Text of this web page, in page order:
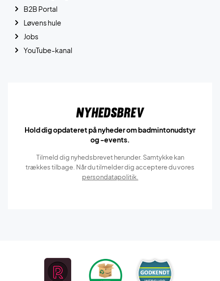
B2B Portal
Løvens hule
Jobs
YouTube-kanal
Nyhedsbrev
Hold dig opdateret på nyheder om badmintonudstyr
og -events.
Tilmeld dig nyhedsbrevet herunder. Samtykke kan
trækkes tilbage. Når du tilmelder dig acceptere du vores
persondatapolitik.